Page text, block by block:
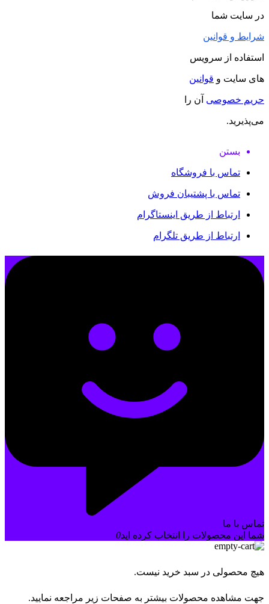
در سایت شما
شرایط و قوانین
استفاده از سرویس
های سایت و قوانین
حریم خصوصی آن را
می‌پذیرید.
بستن
تماس با فروشگاه
تماس با پشتیبان فروش
ارتباط از طریق اینستاگرام
ارتباط از طریق تلگرام
تماس با ما
شما این محصولات را انتخاب کرده اید0
هیچ محصولی در سبد خرید نیست.
جهت مشاهده محصولات بیشتر به صفحات زیر مراجعه نمایید.